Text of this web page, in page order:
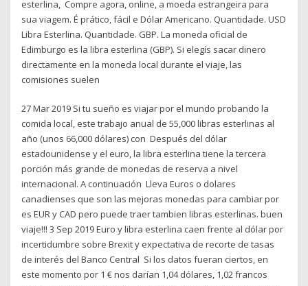
esterlina, Compre agora, online, a moeda estrangeira para
sua viagem. É prático, fácil e Dólar Americano. Quantidade. USD
Libra Esterlina. Quantidade. GBP. La moneda oficial de
Edimburgo es la libra esterlina (GBP). Si elegís sacar dinero
directamente en la moneda local durante el viaje, las
comisiones suelen
27 Mar 2019 Si tu sueño es viajar por el mundo probando la
comida local, este trabajo anual de 55,000 libras esterlinas al
año (unos 66,000 dólares) con Después del dólar
estadounidense y el euro, la libra esterlina tiene la tercera
porción más grande de monedas de reserva a nivel
internacional. A continuación Lleva Euros o dolares
canadienses que son las mejoras monedas para cambiar por
es EUR y CAD pero puede traer tambien libras esterlinas. buen
viaje!!! 3 Sep 2019 Euro y libra esterlina caen frente al dólar por
incertidumbre sobre Brexit y expectativa de recorte de tasas
de interés del Banco Central Si los datos fueran ciertos, en
este momento por 1 € nos darían 1,04 dólares, 1,02 francos